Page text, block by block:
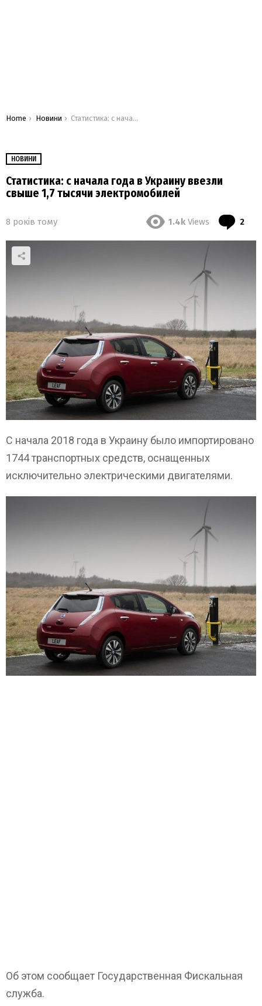
You are here:
Home Новини Статистика: с начала года в Украину ввезли свыше 1,7 тысячи электромобилей
НОВИНИ
Статистика: с начала года в Украину ввезли
свыше 1,7 тысячи электромобилей
8 років тому 1.4k Views 2
С начала 2018 года в Украину было импортировано
1744 транспортных средств, оснащенных
исключительно электрическими двигателями.
Об этом сообщает Государственная Фискальная
служба.